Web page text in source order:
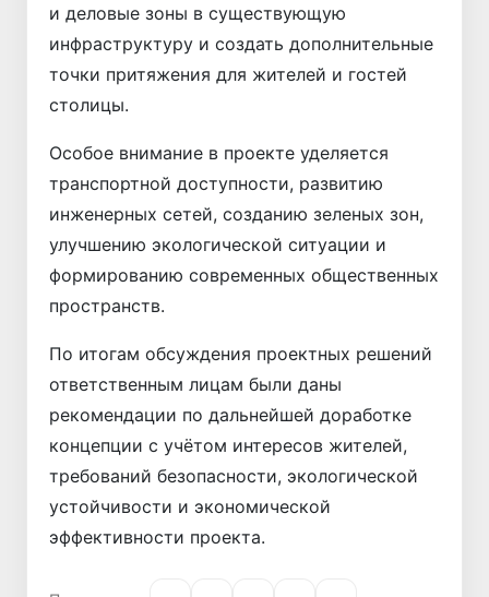
и деловые зоны в существующую
инфраструктуру и создать дополнительные
точки притяжения для жителей и гостей
столицы.
Особое внимание в проекте уделяется
транспортной доступности, развитию
инженерных сетей, созданию зеленых зон,
улучшению экологической ситуации и
формированию современных общественных
пространств.
По итогам обсуждения проектных решений
ответственным лицам были даны
рекомендации по дальнейшей доработке
концепции с учётом интересов жителей,
требований безопасности, экологической
устойчивости и экономической
эффективности проекта.